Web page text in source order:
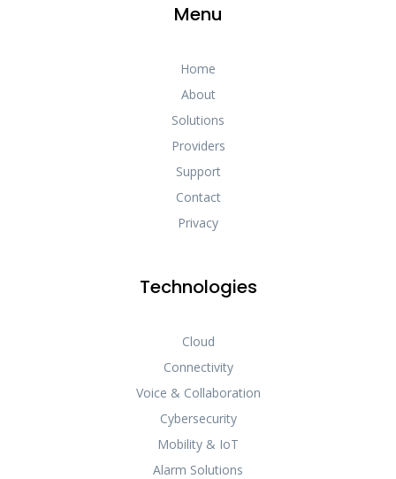
Menu
Home
About
Solutions
Providers
Support
Contact
Privacy
Technologies
Cloud
Connectivity
Voice & Collaboration
Cybersecurity
Mobility & IoT
Alarm Solutions